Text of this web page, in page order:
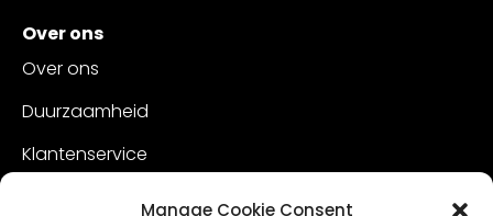
Manage Cookie Consent
Over ons
Over ons
Duurzaamheid
Klantenservice